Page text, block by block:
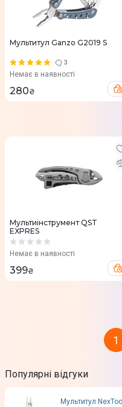
Мультитул Ganzo G2019 S
3
Немає в наявності
280₴
Мультиінструмент QST
EXPRES
Немає в наявності
399₴
1
Популярні відгуки
Мультитул